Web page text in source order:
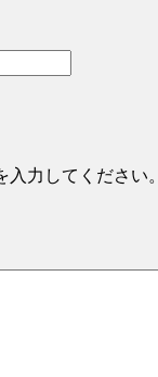
力してください。